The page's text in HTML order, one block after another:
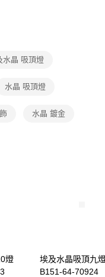
人之同意方可使用
號之用戶狀況，依本公司即
水晶 吸頂燈
水晶 吸頂燈
水晶 鍍金
燈
埃及水晶吸頂九
B151-64-70924